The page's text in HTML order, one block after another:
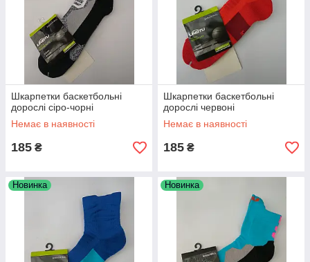
Шкарпетки баскетбольні
дорослі сіро-чорні
Немає в наявності
185 ₴
Шкарпетки баскетбольні
дорослі червоні
Немає в наявності
185 ₴
Новинка Новинка